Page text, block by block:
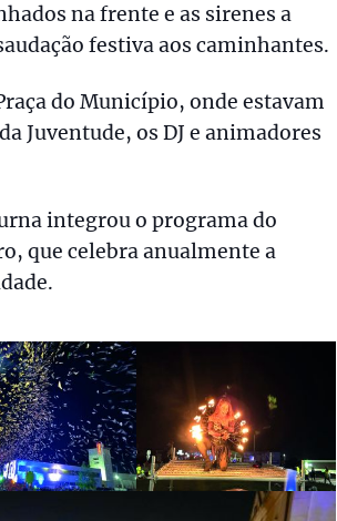
na frente e as sirenes a
festiva aos caminhantes.
do Município, onde estavam
Juventude, os DJ e animadores
integrou o programa do
que celebra anualmente a